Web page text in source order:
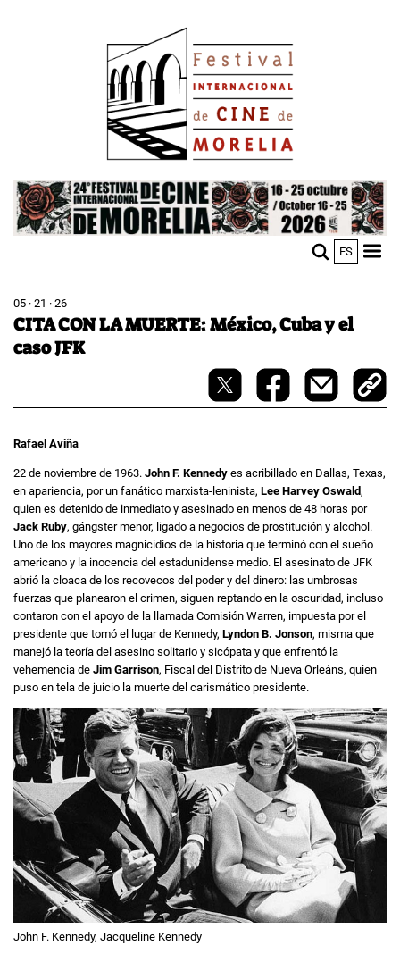
Image
ES
05 · 21 · 26
CITA CON LA MUERTE: México, Cuba y el
caso JFK
Rafael Aviña
22 de noviembre de 1963. John F. Kennedy es acribillado en Dallas, Texas,
en apariencia, por un fanático marxista-leninista, Lee Harvey Oswald,
quien es detenido de inmediato y asesinado en menos de 48 horas por
Jack Ruby, gángster menor, ligado a negocios de prostitución y alcohol.
Uno de los mayores magnicidios de la historia que terminó con el sueño
americano y la inocencia del estadunidense medio. El asesinato de JFK
abrió la cloaca de los recovecos del poder y del dinero: las umbrosas
fuerzas que planearon el crimen, siguen reptando en la oscuridad, incluso
contaron con el apoyo de la llamada Comisión Warren, impuesta por el
presidente que tomó el lugar de Kennedy, Lyndon B. Jonson, misma que
manejó la teoría del asesino solitario y sicópata y que enfrentó la
vehemencia de Jim Garrison, Fiscal del Distrito de Nueva Orleáns, quien
puso en tela de juicio la muerte del carismático presidente.
John F. Kennedy, Jacqueline Kennedy